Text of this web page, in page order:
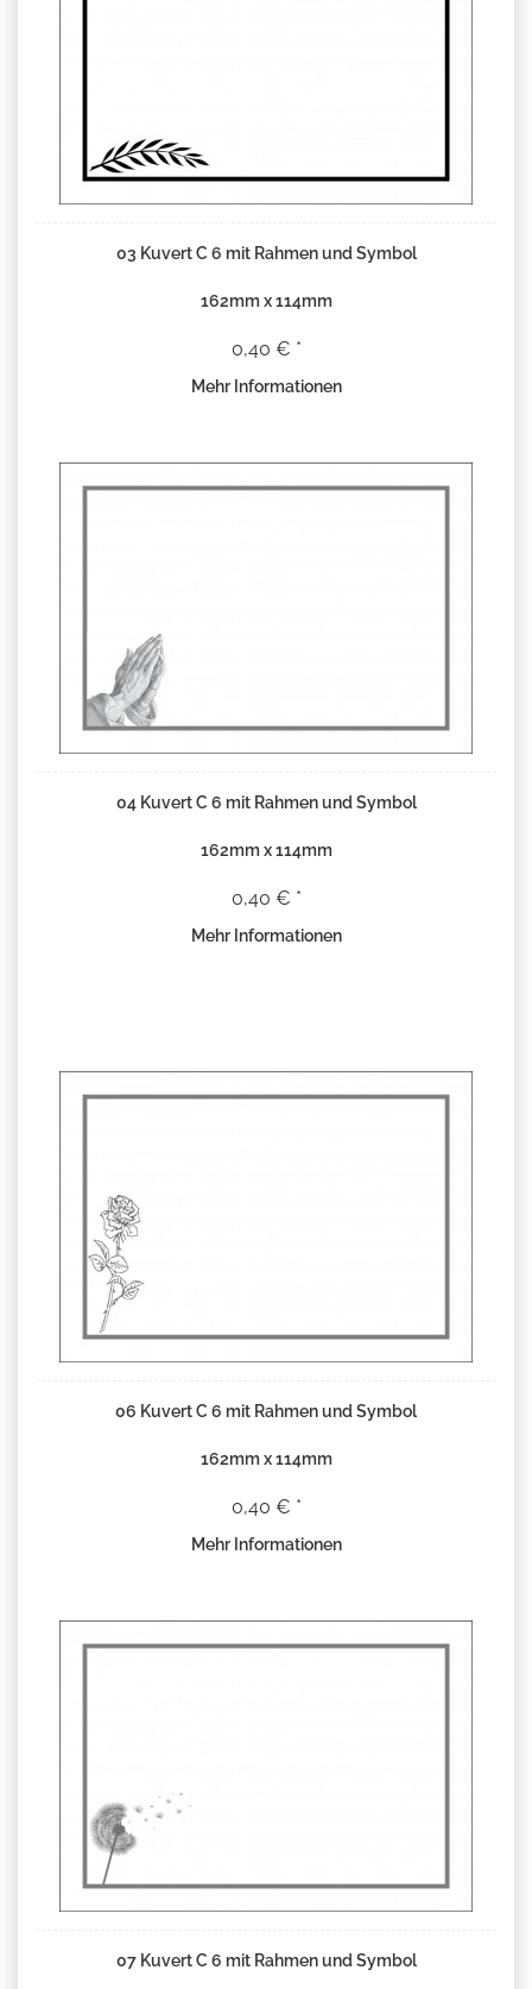
03 Kuvert C 6 mit Rahmen und Symbol
162mm x 114mm
0,40 € *
Mehr Informationen
04 Kuvert C 6 mit Rahmen und Symbol
162mm x 114mm
0,40 € *
Mehr Informationen
06 Kuvert C 6 mit Rahmen und Symbol
162mm x 114mm
0,40 € *
Mehr Informationen
07 Kuvert C 6 mit Rahmen und Symbol